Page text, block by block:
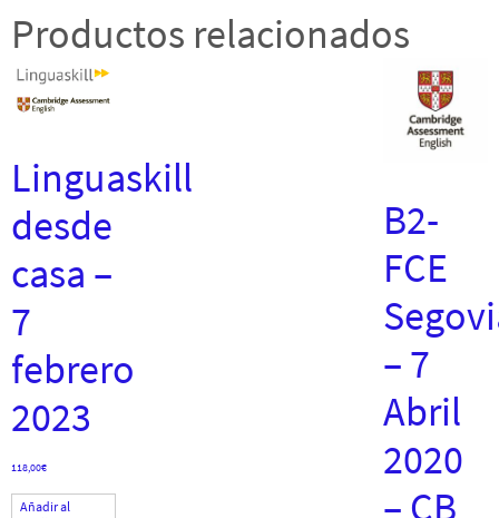
cantidad
Productos relacionados
Linguaskill
desde
casa –
7
febrero
2023
118,00€
Añadir al
B2-
FCE
– 7
Abril
2020
– CB